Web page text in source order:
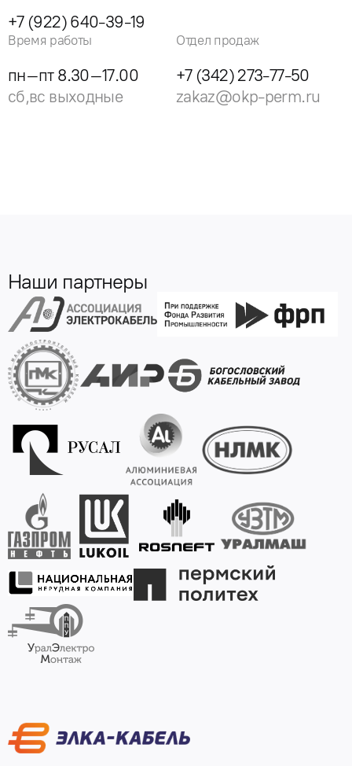
+7 (922) 640-39-19
Время работы
пн–пт 8.30–17.00
сб,вс выходные
Отдел продаж
+7 (342) 273-77-50
zakaz@okp-perm.ru
Наши партнеры